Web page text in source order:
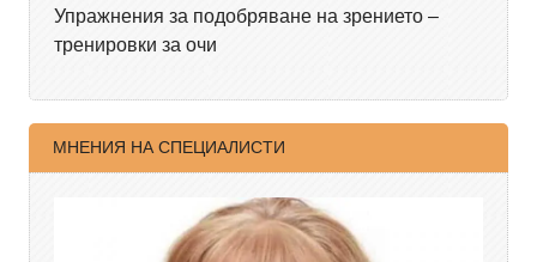
Упражнения за подобряване на зрението –
тренировки за очи
МНЕНИЯ НА СПЕЦИАЛИСТИ